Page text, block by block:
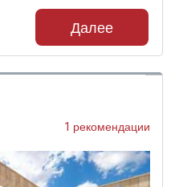
Далее
1 рекомендации